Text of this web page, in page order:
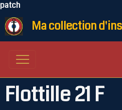
patch
Ma collection
Flottille 21 F